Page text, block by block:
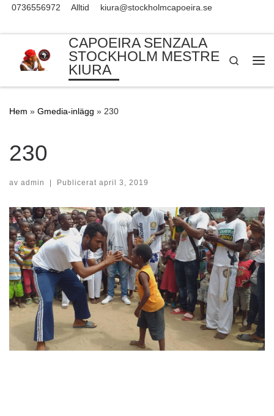
0736556972 Alltid kiura@stockholmcapoeira.se
CAPOEIRA SENZALA
STOCKHOLM MESTRE
KIURA
Search
Hem » Gmedia-inlägg » 230
230
av admin | Publicerat april 3, 2019